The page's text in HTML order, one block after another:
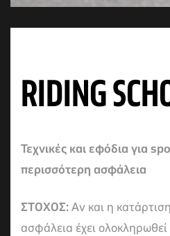
RIDING
Τεχνικές και εφόδια για
περισσότερη ασφάλεια
ΣΤΟΧΟΣ:Αν και η
ασφάλεια έχει